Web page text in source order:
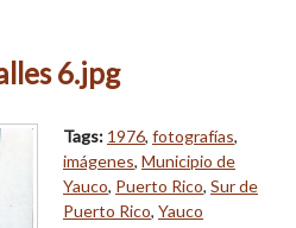
6.jpg
Tags: 1976, fotografías,
imágenes, Municipio de
Yauco, Puerto Rico, Sur de
Puerto Rico, Yauco